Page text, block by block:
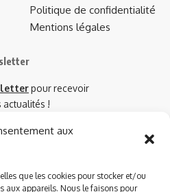
aux
que les cookies pour stocker et/ou
aux appareils. Nous le faisons pour
Politique de confidentialité
Mentions légales
pour recevoir
actualités !